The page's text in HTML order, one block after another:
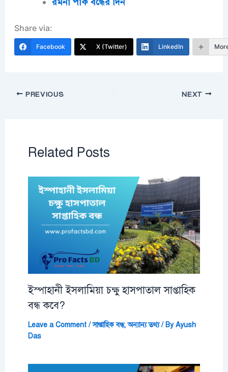
Share via:
Facebook X (Twitter) LinkedIn
PREVIOUS NEXT
Related Posts
ইস্পাহানী ইসলামিয়া চক্ষু হাসপাতাল সাপ্তাহিক
বন্ধ কবে?
Leave a Comment /সাপ্তাহিক বন্ধ,অন্যান্য তথ্য/ ByAyush
Das